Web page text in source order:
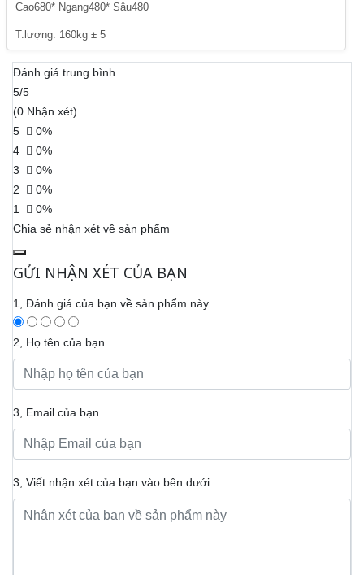
Cao680* Ngang480* Sâu480
T.lượng: 160kg ± 5
Đánh giá trung bình
5/5
(0 Nhận xét)
5
0%
4
0%
3
0%
2
0%
1
0%
Chia sẻ nhận xét về sản phẩm
GỬI NHẬN XÉT CỦA BẠN
1, Đánh giá của bạn về sản phẩm này
2, Họ tên của bạn
3, Email của bạn
3, Viết nhận xét của bạn vào bên dưới